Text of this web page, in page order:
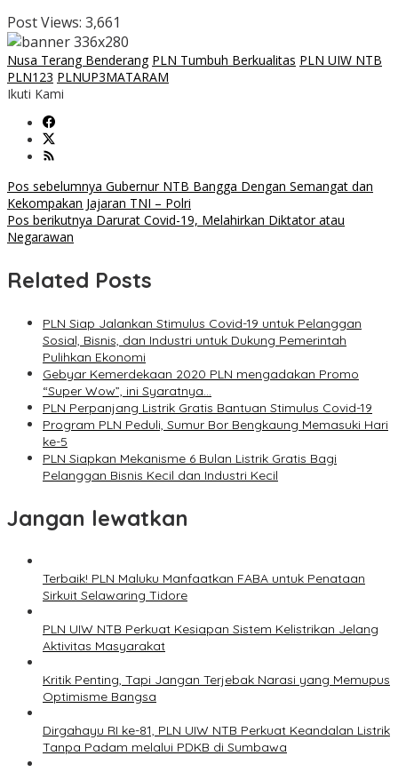
Post Views: 3,661
Nusa Terang Benderang PLN Tumbuh Berkualitas PLN UIW NTB
PLN123 PLNUP3MATARAM
Ikuti Kami
Navigasi
pos
Pos sebelumnya Gubernur NTB Bangga Dengan Semangat dan
Kekompakan Jajaran TNI – Polri
Pos berikutnya Darurat Covid-19, Melahirkan Diktator atau
Negarawan
Related Posts
PLN Siap Jalankan Stimulus Covid-19 untuk Pelanggan
Sosial, Bisnis, dan Industri untuk Dukung Pemerintah
Pulihkan Ekonomi
Gebyar Kemerdekaan 2020 PLN mengadakan Promo
“Super Wow”, ini Syaratnya…
PLN Perpanjang Listrik Gratis Bantuan Stimulus Covid-19
Program PLN Peduli, Sumur Bor Bengkaung Memasuki Hari
ke-5
PLN Siapkan Mekanisme 6 Bulan Listrik Gratis Bagi
Pelanggan Bisnis Kecil dan Industri Kecil
Jangan lewatkan
Terbaik! PLN Maluku Manfaatkan FABA untuk Penataan
Sirkuit Selawaring Tidore
PLN UIW NTB Perkuat Kesiapan Sistem Kelistrikan Jelang
Aktivitas Masyarakat
Kritik Penting, Tapi Jangan Terjebak Narasi yang Memupus
Optimisme Bangsa
Dirgahayu RI ke-81, PLN UIW NTB Perkuat Keandalan Listrik
Tanpa Padam melalui PDKB di Sumbawa